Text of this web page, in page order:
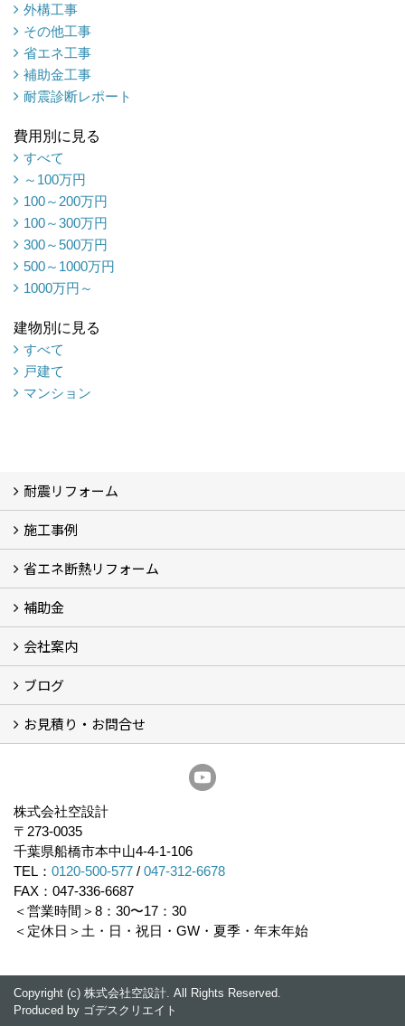
外構工事
その他工事
省エネ工事
補助金工事
耐震診断レポート
費用別に見る
すべて
～100万円
100～200万円
100～300万円
300～500万円
500～1000万円
1000万円～
建物別に見る
すべて
戸建て
マンション
耐震リフォーム
空設計の耐震診断
耐震診断と耐震補強 動画
耐震診断レポート
減災セミナー・耐震基準と熊本地震 動画
耐震診断と耐震補強 解説
耐震診断Q&A
施工事例
施工事例
浴室の劣化改修と耐震補強 動画
浴室の劣化改修と耐震補強①
浴室の劣化改修と耐震補強②
省エネ断熱リフォーム
省エネ診断
省エネリフォーム
補助金
住宅性能表示制度
住宅断熱改修促進事業補助金2026
給湯省エネ2026
先進的窓リノベ2026
長期優良住宅化リフォーム推進事業
市川市耐震補助金
船橋市耐震補助金
浦安市耐震補助金
松戸市耐震補助金
四街道市耐震補助金
佐倉市耐震補助金
成田市耐震補助金
会社案内
経営理念／ご挨拶
会社概要
メディア掲載
リフォーム産業新聞掲載
表彰
スタッフ紹介
アクセス
不動産探し
プライバシーポリシー
ブログ
いちかわ新聞連載コラム
人生の歩き方
空設計通信
まもりとそなえ
豆知識
お見積り・お問合せ
耐震省エネ補助金無料相談会
株式会社空設計
〒273-0035
千葉県船橋市本中山4-4-1-106
TEL： 0120-500-577 / 047-312-6678
FAX：047-336-6687
＜営業時間＞8：30〜17：30
＜定休日＞土・日・祝日・GW・夏季・年末年始
Copyright (c) 株式会社空設計. All Rights Reserved.
Produced by ゴデスクリエイト